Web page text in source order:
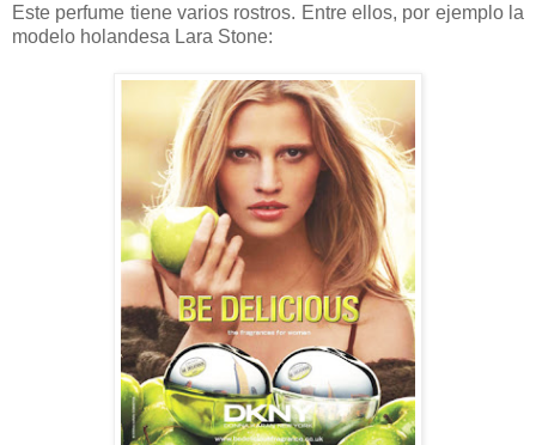
Este perfume tiene varios rostros. Entre ellos, por ejemplo la
modelo holandesa Lara Stone: